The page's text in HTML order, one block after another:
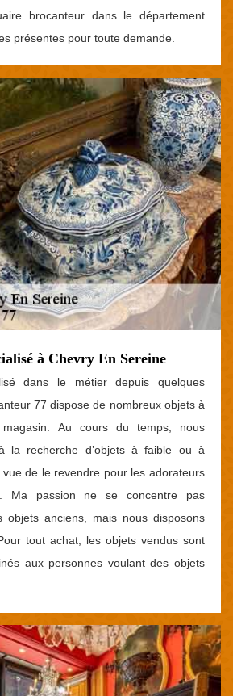
brocanteur dans le département
présentes pour toute demande.
à Chevry En Sereine
dans le métier depuis quelques
77 dispose de nombreux objets à
Au cours du temps, nous
la recherche d’objets à faible ou à
de le revendre pour les adorateurs
Ma passion ne se concentre pas
objets anciens, mais nous disposons
tout achat, les objets vendus sont
aux personnes voulant des objets